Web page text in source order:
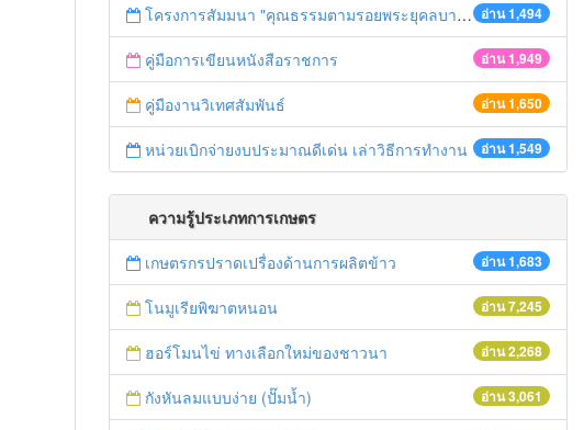
อ่าน 1,494
โครงการสัมมนา "คุณธรรมตามรอยพระยุคลบาทชาติเข้มแข็งมั่นคง" โดย สมาคมความมั่นคงปลอดภัยแห่งประเทศไทย
อ่าน 1,949
คู่มือการเขียนหนังสือราชการ
อ่าน 1,650
คู่มืองานวิเทศสัมพันธ์
อ่าน 1,549
หน่วยเบิกจ่ายงบประมาณดีเด่น เล่าวิธีการทำงาน
ความรู้ประเภทการเกษตร
อ่าน 1,683
เกษตรกรปราดเปรื่องด้านการผลิตข้าว
อ่าน 7,245
โนมูเรียพิฆาตหนอน
อ่าน 2,268
ฮอร์โมนไข่ ทางเลือกใหม่ของชาวนา
อ่าน 3,061
กังหันลมแบบง่าย (ปั๊มน้ำ)